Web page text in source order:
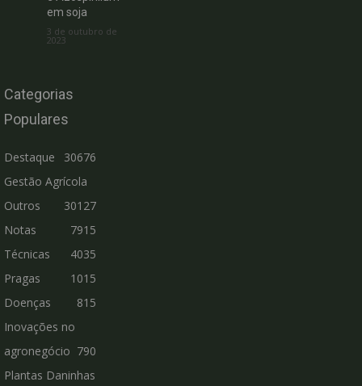
em soja
3 de outubro de
2023
Categorias
Populares
Destaque
30676
Gestão Agrícola
30127
Outros
7915
Notas
Técnicas
4035
Pragas
1015
Doenças
815
Inovações no
agronegócio 790
Plantas Daninhas